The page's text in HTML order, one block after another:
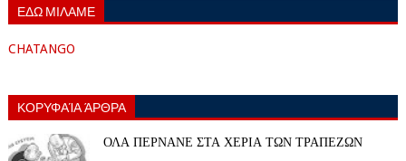
ΕΔΩ ΜΙΛΑΜΕ
CHATANGO
ΚΟΡΥΦΑΊΑ ΆΡΘΡΑ
ΟΛΑ ΠΕΡΝΑΝΕ ΣΤΑ ΧΕΡΙΑ ΤΩΝ ΤΡΑΠΕΖΩΝ